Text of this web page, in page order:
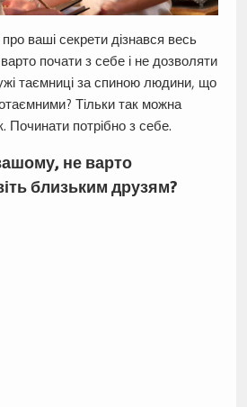
ваші секрети дізнався весь
почати з себе і не дозволяти
таємниці за спиною людини, що
Тільки так можна
Починати потрібно з себе.
не варто
близьким друзям?